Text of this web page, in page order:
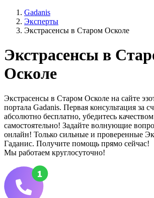
Gadanis
Эксперты
Экстрасенсы в Старом Осколе
Экстрасенсы в
Осколе
Экстрасенсы в Старом Осколе на сайте
портала Gadanis. Первая консультация за
абсолютно бесплатно, убедитесь
самостоятельно! Задайте волнующие
онлайн! Только сильные и проверенные
Гаданис. Получите помощь прямо сейчас!
Мы работаем круглосуточно!